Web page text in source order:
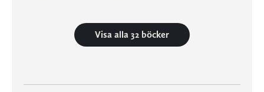
Visa alla 32 böcker